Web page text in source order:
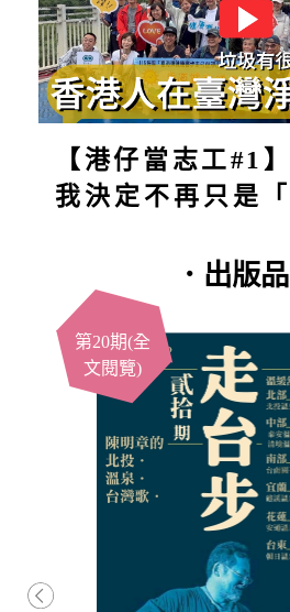
【港仔當志工#1
我決定不再只是
付出，結果得到的
．出版品
第20期(全
文閱覽)